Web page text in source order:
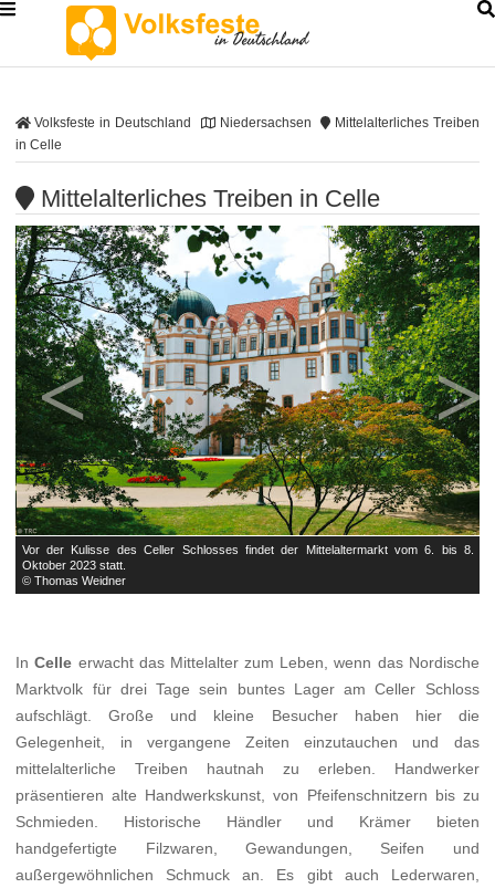
Volksfeste in Deutschland Niedersachsen
Mittelalterliches Treiben
in Celle
Mittelalterliches Treiben in Celle
Vor der Kulisse des Celler Schlosses findet der Mittelaltermarkt vom 6. bis 8.
Oktober 2023 statt.
© Thomas Weidner
< >
InCelle erwacht das Mittelalter zum Leben, wenn das Nordische
Marktvolk für drei Tage sein buntes Lager am Celler Schloss
aufschlägt. Große und kleine Besucher haben hier die
Gelegenheit, in vergangene Zeiten einzutauchen und das
mittelalterliche Treiben hautnah zu erleben. Handwerker
präsentieren alte Handwerkskunst, von Pfeifenschnitzern bis zu
Schmieden. Historische Händler und Krämer bieten
handgefertigte Filzwaren, Gewandungen, Seifen und
außergewöhnlichen Schmuck an. Es gibt auch Lederwaren,